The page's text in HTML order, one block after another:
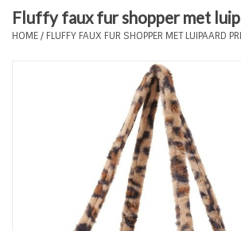
Plus Size Sieraden
Fluffy faux fur shopper met
HOME/ FLUFFY FAUX FUR SHOPPER MET LUIPAARD